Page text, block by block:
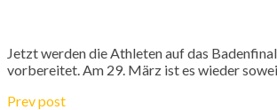
Jetzt werden die Athleten auf das
vorbereitet. Am 29. März ist es wieder
Prev post